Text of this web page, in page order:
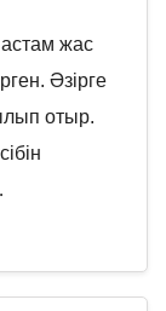
жас
Әзірге
отыр.